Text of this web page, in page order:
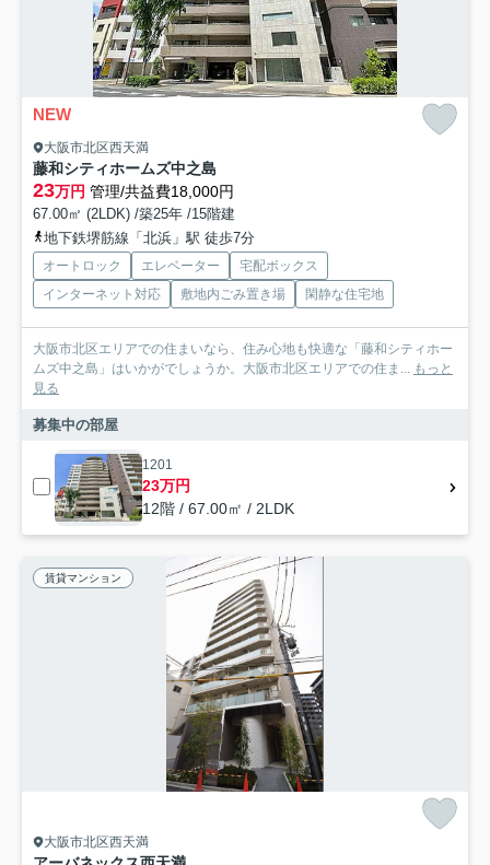
NEW
大阪市北区西天満
藤和シティホームズ中之島
23万円 管理/共益費18,000円
67.00㎡ (2LDK) /築25年 /15階建
地下鉄堺筋線「北浜」駅 徒歩7分
オートロック エレベーター
宅配ボックス
インターネット対応
敷地内ごみ置き場 閑静な住宅地
大阪市北区エリアでの住まいなら、住み心地も快適な「藤和シティホー
ムズ中之島」はいかがでしょうか。大阪市北区エリアでの住ま... もっと
見る
募集中の部屋
1201
23万円
12階 / 67.00㎡ / 2LDK
賃貸マンション
大阪市北区西天満